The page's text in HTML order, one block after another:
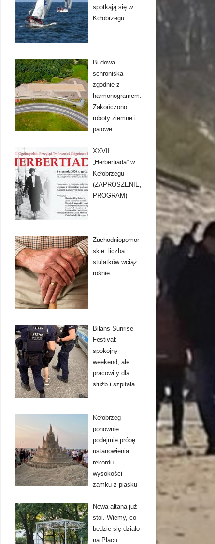
spotkają się w
Kołobrzegu
Budowa
schroniska
zgodnie z
harmonogramem.
Zakończono
roboty ziemne i
palowe
XXVII
„Herbertiada” w
Kołobrzegu
(ZAPROSZENIE,
PROGRAM)
Zachodniopomor
skie: liczba
stulatków wciąż
rośnie
Bilans Sunrise
Festival:
spokojny
weekend, ale
pracowity dla
służb i szpitala
Kołobrzeg
ponownie
podejmie próbę
ustanowienia
rekordu
wysokości
zamku z piasku
Nowa altana już
stoi. Wiemy, co
będzie się działo
na Placu